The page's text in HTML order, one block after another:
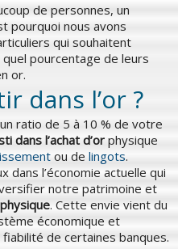
de personnes, un
pourquoi nous avons
qui souhaitent
pourcentage de leurs
or.
dans l’or ?
ratio de 5 à 10 % de votre
dans l’achat d’orphysique
ou de lingots.
dans l’économie actuelle qui
notre patrimoine et
. Cette envie vient du
économique et
de certaines banques.